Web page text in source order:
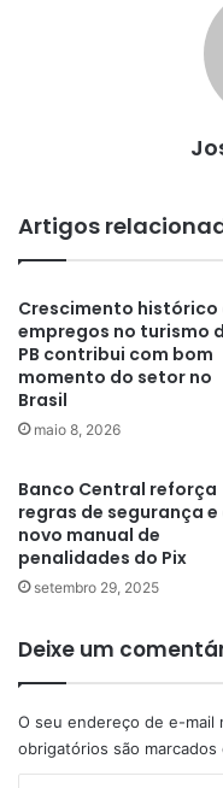
Artigos
Crescimento histórico
empregos no turismo
PB contribui com bom
momento do setor no
Brasil
maio 8, 2026
Banco Central reforça
regras de segurança e
novo manual de
penalidades do Pix
setembro 29, 2025
Deixe um
O seu endereço de e-mail
obrigatórios são marcados